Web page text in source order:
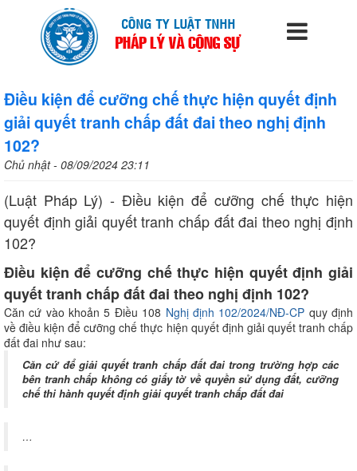
Điều kiện để cưỡng chế thực hiện quyết định
giải quyết tranh chấp đất đai theo nghị định
102?
Chủ nhật - 08/09/2024 23:11
(Luật Pháp Lý) - Điều kiện để cưỡng chế thực hiện
quyết định giải quyết tranh chấp đất đai theo nghị định
102?
Điều kiện để cưỡng chế thực hiện quyết định giải
quyết tranh chấp đất đai theo nghị định 102?
Căn cứ vào khoản 5 Điều 108 Nghị định 102/2024/NĐ-CP quy định
về điều kiện để cưỡng chế thực hiện quyết định giải quyết tranh chấp
đất đai như sau:
Căn cứ để giải quyết tranh chấp đất đai trong trường hợp các
bên tranh chấp không có giấy tờ về quyền sử dụng đất, cưỡng
chế thi hành quyết định giải quyết tranh chấp đất đai
…